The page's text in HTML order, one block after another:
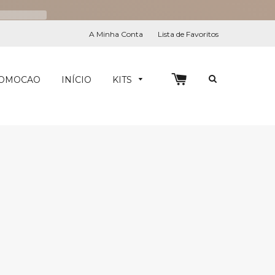
A Minha Conta Lista de Favoritos
INÍCIO KITS